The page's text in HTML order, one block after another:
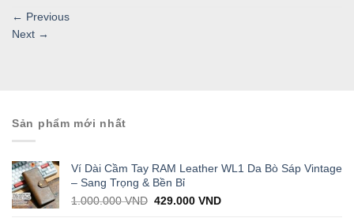
← Previous
Next →
Sản phẩm mới nhất
Ví Dài Cầm Tay RAM Leather WL1 Da Bò Sáp Vintage
– Sang Trọng & Bền Bỉ
1.000.000VND Original
429.000VNDCurrent